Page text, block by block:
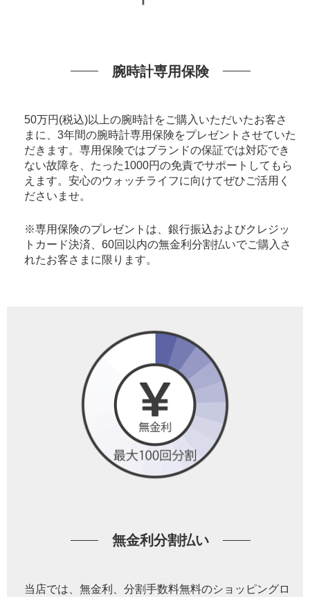
腕時計専用保険
50万円(税込)以上の腕時計をご購入いただいたお客さ
まに、3年間の腕時計専用保険をプレゼントさせていた
だきます。専用保険ではブランドの保証では対応でき
ない故障を、たった1000円の免責でサポートしてもら
えます。安心のウォッチライフに向けてぜひご活用く
ださいませ。
※専用保険のプレゼントは、銀行振込およびクレジッ
トカード決済、60回以内の無金利分割払いでご購入さ
れたお客さまに限ります。
無金利分割払い
当店では、無金利、分割手数料無料のショッピングロ